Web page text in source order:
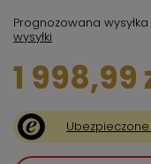
Prognozowana wysyłka
wysyłki
1 998,99